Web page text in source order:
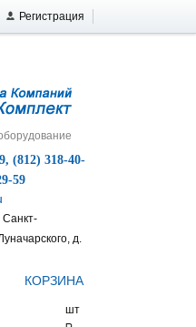
Регистрация
(812) 318-40-
59
Санкт-
д.
КОРЗИНА